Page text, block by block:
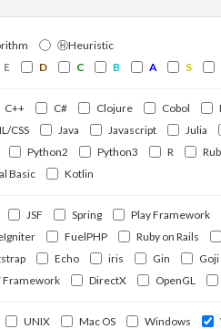
ⒽHeuristic
E D C B A S
C++ C# Clojure Cobol
CSS
Java Javascript Julia
Python2 Python3 R
Basic
Kotlin
JSF Spring Play Framework
FuelPHP Ruby on Rails
Echo iris Gin Goji
Framework
DirectX OpenGL
UNIX Mac OS Windows